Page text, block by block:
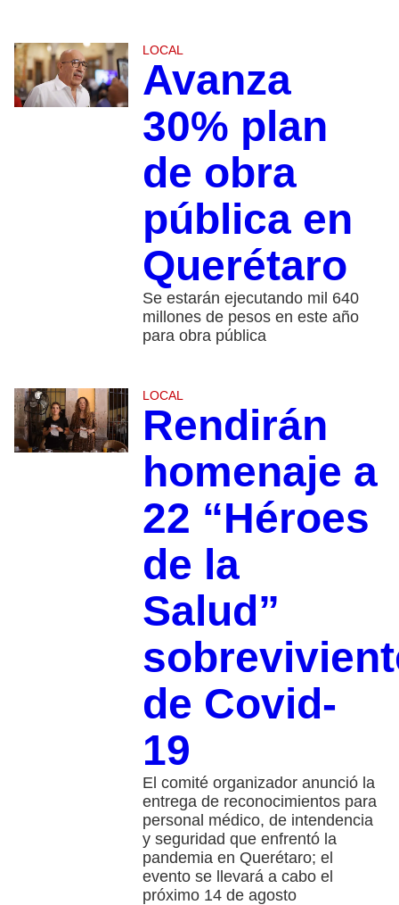
LOCAL
Avanza
30% plan
de obra
pública en
Querétaro
Se estarán ejecutando mil 640
millones de pesos en este año
para obra pública
LOCAL
Rendirán
homenaje a
22 “Héroes
de la
Salud”
de Covid-
19
El comité organizador anunció la
entrega de reconocimientos para
personal médico, de intendencia
y seguridad que enfrentó la
pandemia en Querétaro; el
evento se llevará a cabo el
próximo 14 de agosto